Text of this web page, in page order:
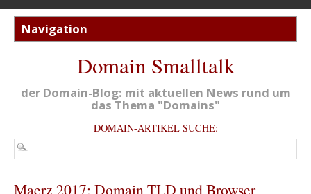
Domain Smalltalk
der Domain-Blog: mit aktuellen News rund um
das Thema "Domains"
DOMAIN-ARTIKEL SUCHE:
Maerz 2017: Domain TLD und Browser